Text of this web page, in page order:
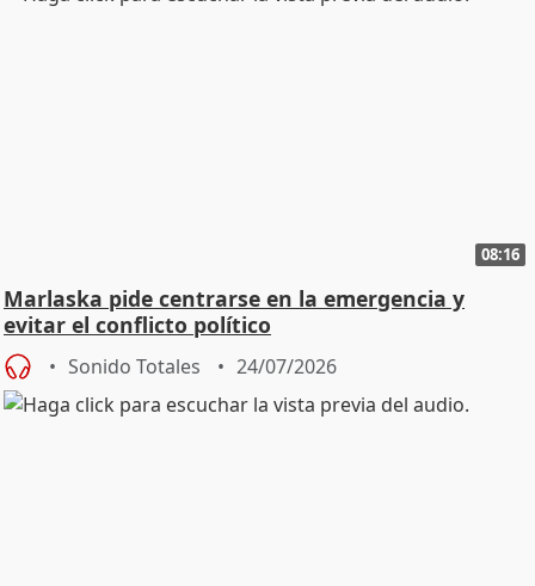
08:16
Marlaska pide centrarse en la emergencia y
evitar el conflicto político
Sonido Totales 24/07/2026